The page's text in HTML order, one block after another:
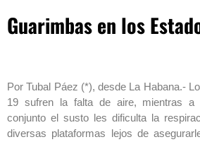
Guarimbas en los
Por Tubal Páez (*), desde La Habana.-
19 sufren la falta de aire, mientras a
conjunto el susto les dificulta la
diversas plataformas lejos de